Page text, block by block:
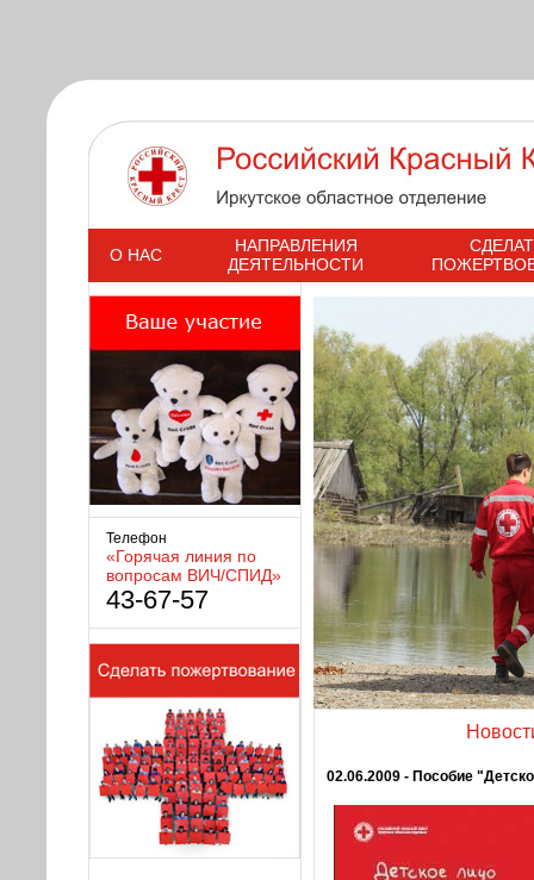
s
О НАС
НАПРАВЛЕНИЯ
ДЕЯТЕЛЬНОСТИ
Телефон
«Горячая линия по
вопросам ВИЧ/СПИД»
43-67-57
02.06.2009 - Пособие